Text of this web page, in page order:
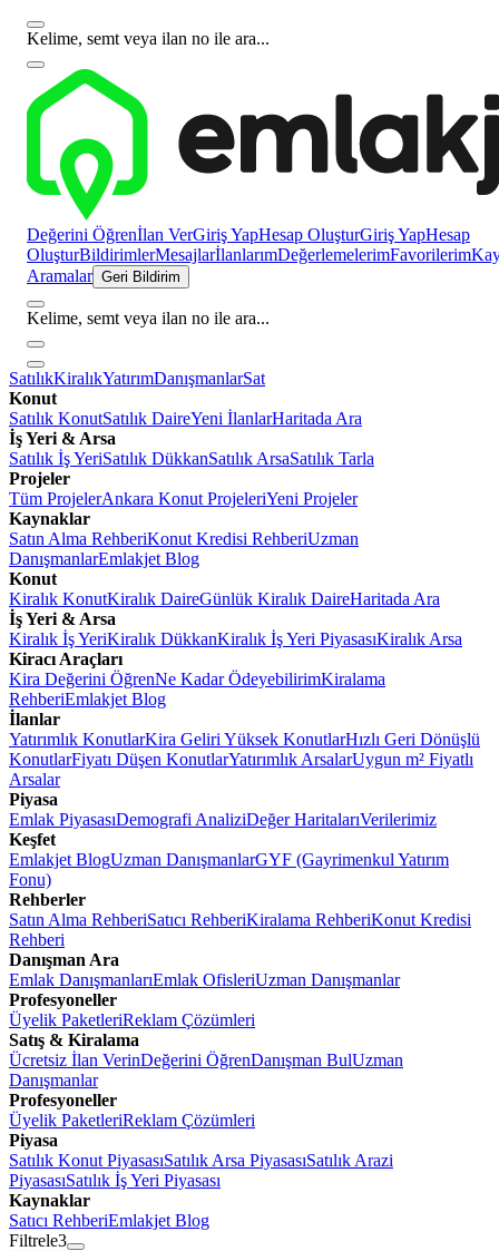
Kelime, semt veya ilan no ile ara...
Değerini Öğrenİlan VerGiriş YapHesap OluşturGiriş YapHesap
OluşturBildirimlerMesajlarİlanlarımDeğerlemelerimFavorilerim
Aramalar Geri Bildirim
Kelime, semt veya ilan no ile ara...
SatılıkKiralıkYatırımDanışmanlarSat
Konut
Satılık KonutSatılık DaireYeni İlanlarHaritada Ara
İş Yeri & Arsa
Satılık İş YeriSatılık DükkanSatılık ArsaSatılık Tarla
Projeler
Tüm ProjelerAnkara Konut ProjeleriYeni Projeler
Kaynaklar
Satın Alma RehberiKonut Kredisi RehberiUzman
DanışmanlarEmlakjet Blog
Konut
Kiralık KonutKiralık DaireGünlük Kiralık DaireHaritada Ara
İş Yeri & Arsa
Kiralık İş YeriKiralık DükkanKiralık İş Yeri PiyasasıKiralık Arsa
Kiracı Araçları
Kira Değerini ÖğrenNe Kadar ÖdeyebilirimKiralama
RehberiEmlakjet Blog
İlanlar
Yatırımlık KonutlarKira Geliri Yüksek KonutlarHızlı Geri Dönüşlü
KonutlarFiyatı Düşen KonutlarYatırımlık ArsalarUygun m² Fiyatlı
Arsalar
Piyasa
Emlak PiyasasıDemografi AnaliziDeğer HaritalarıVerilerimiz
Keşfet
Emlakjet BlogUzman DanışmanlarGYF (Gayrimenkul Yatırım
Fonu)
Rehberler
Satın Alma RehberiSatıcı RehberiKiralama RehberiKonut Kredisi
Rehberi
Danışman Ara
Emlak DanışmanlarıEmlak OfisleriUzman Danışmanlar
Profesyoneller
Üyelik PaketleriReklam Çözümleri
Satış & Kiralama
Ücretsiz İlan VerinDeğerini ÖğrenDanışman BulUzman
Danışmanlar
Profesyoneller
Üyelik PaketleriReklam Çözümleri
Piyasa
Satılık Konut PiyasasıSatılık Arsa PiyasasıSatılık Arazi
PiyasasıSatılık İş Yeri Piyasası
Kaynaklar
Satıcı RehberiEmlakjet Blog
Filtrele3